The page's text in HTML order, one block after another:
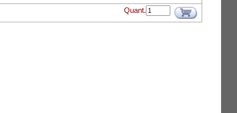
Quant.